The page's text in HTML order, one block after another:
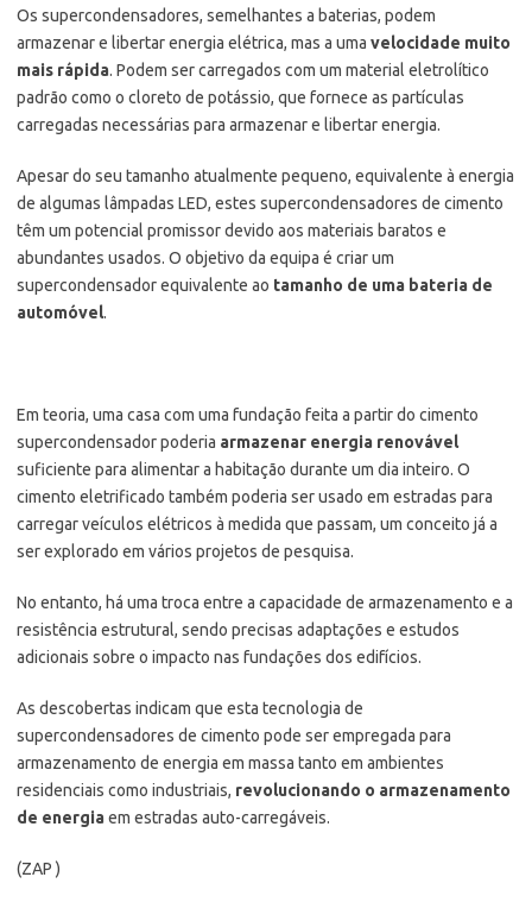
Os supercondensadores, semelhantes a baterias, podem
armazenar e libertar energia elétrica, mas a uma velocidade muito
mais rápida. Podem ser carregados com um material eletrolítico
padrão como o cloreto de potássio, que fornece as partículas
carregadas necessárias para armazenar e libertar energia.
Apesar do seu tamanho atualmente pequeno, equivalente à energia
de algumas lâmpadas LED, estes supercondensadores de cimento
têm um potencial promissor devido aos materiais baratos e
abundantes usados. O objetivo da equipa é criar um
supercondensador equivalente ao tamanho de uma bateria de
automóvel.
Em teoria, uma casa com uma fundação feita a partir do cimento
supercondensador poderia armazenar energia renovável
suficiente para alimentar a habitação durante um dia inteiro. O
cimento eletrificado também poderia ser usado em estradas para
carregar veículos elétricos à medida que passam, um conceito já a
ser explorado em vários projetos de pesquisa.
No entanto, há uma troca entre a capacidade de armazenamento e a
resistência estrutural, sendo precisas adaptações e estudos
adicionais sobre o impacto nas fundações dos edifícios.
As descobertas indicam que esta tecnologia de
supercondensadores de cimento pode ser empregada para
armazenamento de energia em massa tanto em ambientes
residenciais como industriais, revolucionando o armazenamento
de energiaem estradas auto-carregáveis.
(ZAP )